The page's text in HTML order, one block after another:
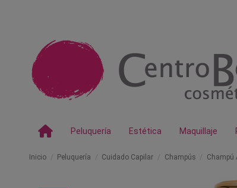
Peluquería Estética Maquillaje
Inicio Peluquería Cuidado Capilar Champús Champú